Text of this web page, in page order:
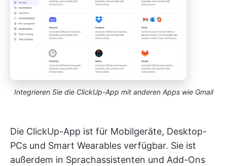
Integrieren Sie die ClickUp-App mit anderen Apps wie Gmail
Die ClickUp-App ist für Mobilgeräte, Desktop-
PCs und Smart Wearables verfügbar. Sie ist
außerdem in Sprachassistenten und Add-Ons